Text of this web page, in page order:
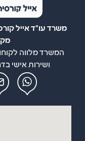
משרד עו"ד אייל
המשרד מלווה
ושירות אישי